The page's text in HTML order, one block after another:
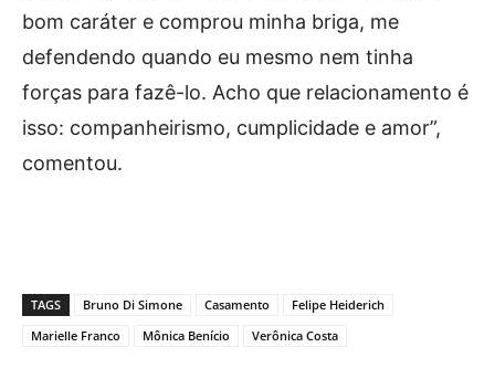
bom caráter e comprou minha briga, me
defendendo quando eu mesmo nem tinha
forças para fazê-lo. Acho que relacionamento é
isso: companheirismo, cumplicidade e amor”,
comentou.
TAGS Bruno Di Simone Casamento
Felipe Heiderich
Marielle Franco
Mônica Benício Verônica Costa